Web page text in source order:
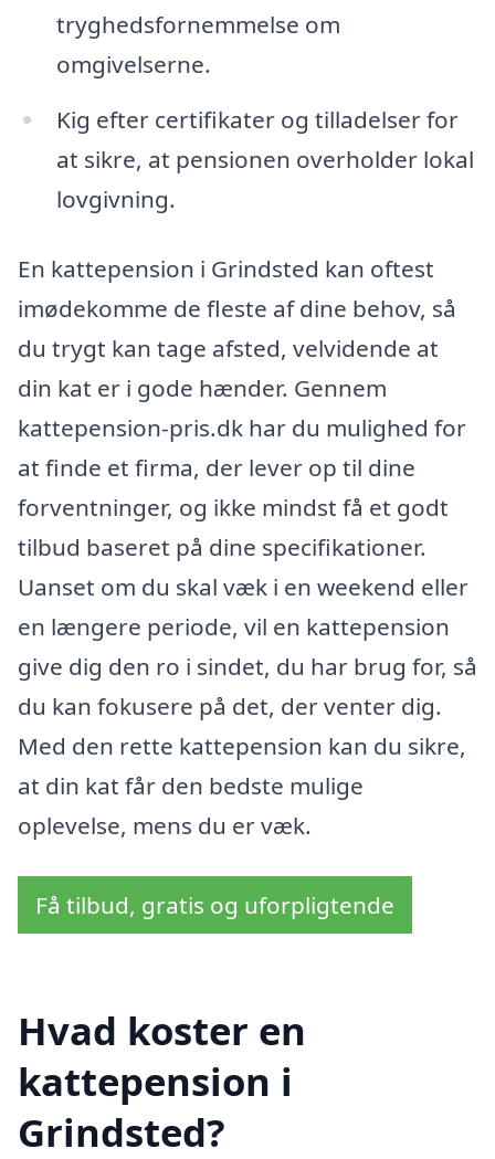
tryghedsfornemmelse om
omgivelserne.
Kig efter certifikater og tilladelser for
at sikre, at pensionen overholder lokal
lovgivning.
En kattepension i Grindsted kan oftest
imødekomme de fleste af dine behov, så
du trygt kan tage afsted, velvidende at
din kat er i gode hænder. Gennem
kattepension-pris.dk har du mulighed for
at finde et firma, der lever op til dine
forventninger, og ikke mindst få et godt
tilbud baseret på dine specifikationer.
Uanset om du skal væk i en weekend eller
en længere periode, vil en kattepension
give dig den ro i sindet, du har brug for, så
du kan fokusere på det, der venter dig.
Med den rette kattepension kan du sikre,
at din kat får den bedste mulige
oplevelse, mens du er væk.
Få tilbud, gratis og uforpligtende
Hvad koster en
kattepension i
Grindsted?